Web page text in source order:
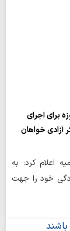
برای اجرای
آزادی خواهان
اعلام کرد: به
خود را جهت